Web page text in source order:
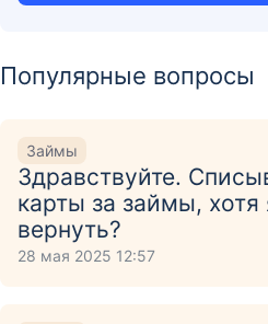
Популярные вопросы
Займы
Здравствуйте.
карты за займы,
вернуть?
28 мая 2025 12:57